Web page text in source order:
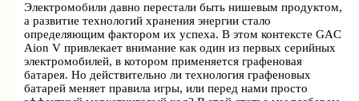
Электромобили давно перестали быть нишевым продуктом,
а развитие технологий хранения энергии стало
определяющим фактором их успеха. В этом контексте GAC
Aion V привлекает внимание как один из первых серийных
электромобилей, в котором применяется графеновая
батарея. Но действительно ли технология графеновых
батарей меняет правила игры, или перед нами просто